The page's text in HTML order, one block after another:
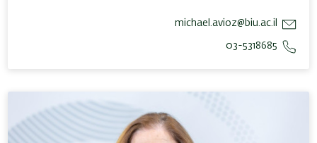
michael.avioz@biu.ac.il
03-5318685